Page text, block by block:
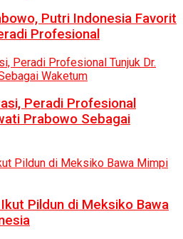
Putri Indonesia Favorit
Profesional
Peradi Profesional
Prabowo Sebagai
Pildun di Meksiko Bawa